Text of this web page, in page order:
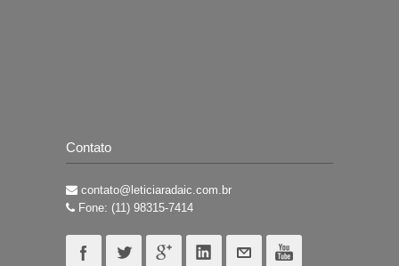
Contato
contato@leticiaradaic.com.br
Fone: (11) 98315-7414